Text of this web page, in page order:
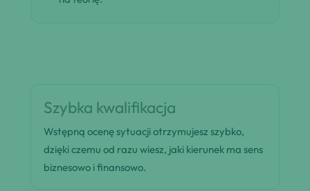
Szybka kwalifikacja
Wstępną ocenę sytuacji otrzymujesz szybko,
dzięki czemu od razu wiesz, jaki kierunek ma sens
biznesowo i finansowo.